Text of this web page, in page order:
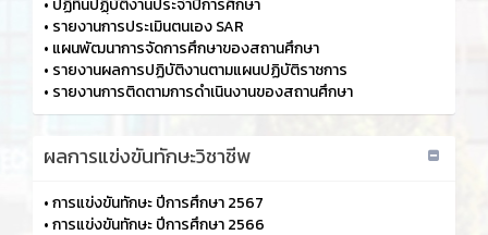
• รายงานการประเมินตนเอง SAR
• แผนพัฒนาการจัดการศึกษาของสถานศึกษา
• รายงานผลการปฏิบัติงานตามแผนปฏิบัติราชการ
• รายงานการติดตามการดำเนินงานของสถานศึกษา
ผลการแข่งขันทักษะวิชาชีพ
•การแข่งขันทักษะ ปีการศึกษา 2567
•การแข่งขันทักษะ ปีการศึกษา 2566